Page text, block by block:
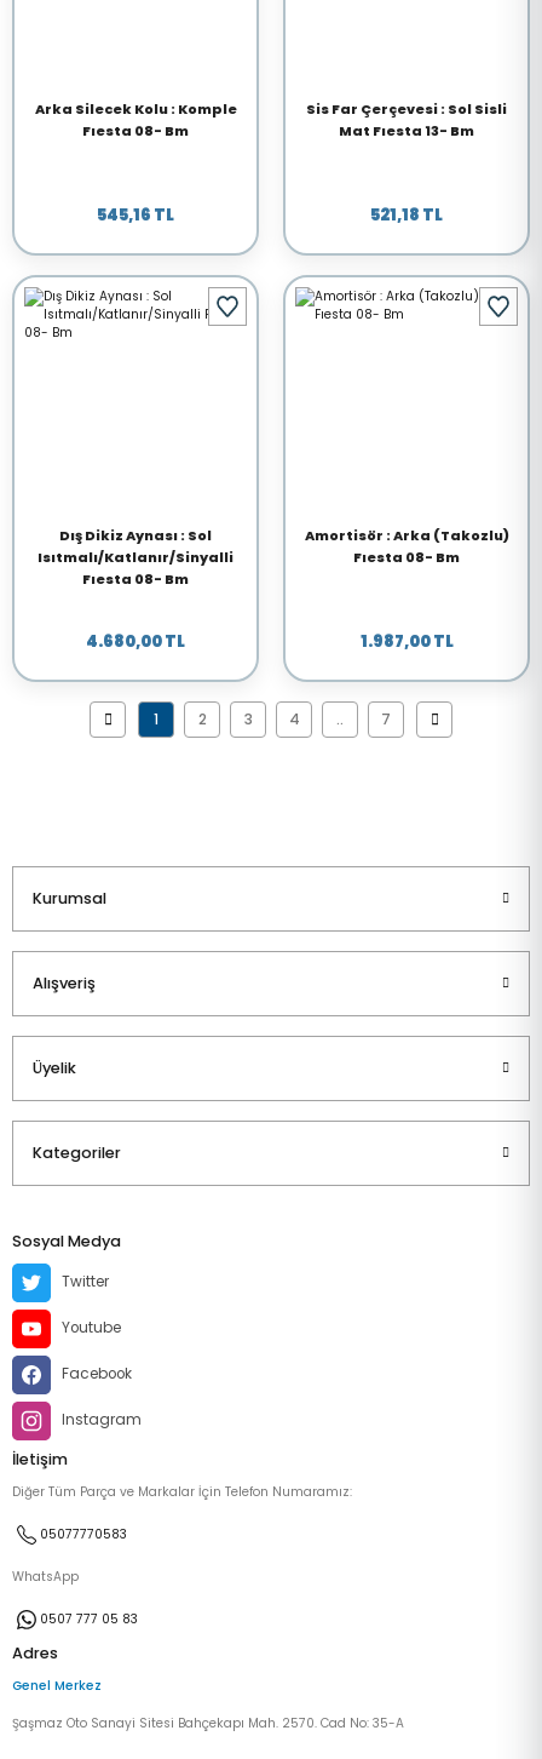
Arka Silecek Kolu : Komple
Fıesta 08- Bm
545,16 TL
Sis Far Çerçevesi : Sol Sisli
Mat Fıesta 13- Bm
521,18 TL
Dış Dikiz Aynası : Sol
Isıtmalı/Katlanır/Sinyalli
Fıesta 08- Bm
4.680,00 TL
Amortisör : Arka (Takozlu)
Fıesta 08- Bm
1.987,00 TL
1 2 3 4 .. 7
Kurumsal
Alışveriş
Üyelik
Kategoriler
Sosyal Medya
Twitter
Youtube
Facebook
Instagram
İletişim
Diğer Tüm Parça ve Markalar İçin Telefon Numaramız:
05077770583
WhatsApp
0507 777 05 83
Adres
Genel Merkez
Şaşmaz Oto Sanayi Sitesi Bahçekapı Mah. 2570. Cad No: 35-A